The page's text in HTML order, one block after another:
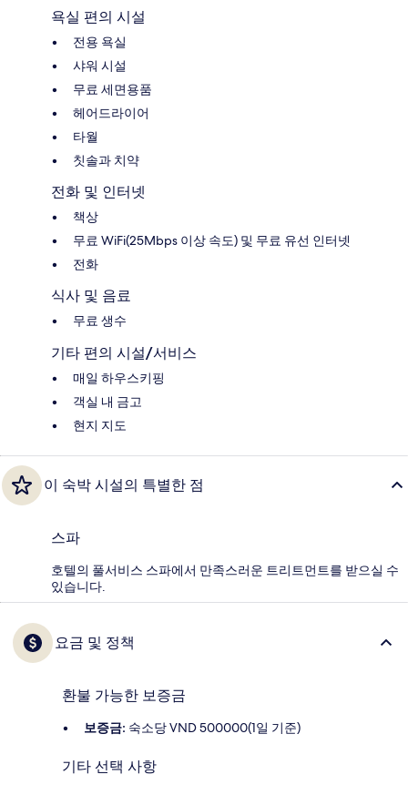
욕실 편의 시설
전용 욕실
샤워 시설
무료 세면용품
헤어드라이어
타월
칫솔과 치약
전화 및 인터넷
책상
무료 WiFi(25Mbps 이상 속도) 및 무료 유선 인터넷
전화
식사 및 음료
무료 생수
기타 편의 시설/서비스
매일 하우스키핑
객실 내 금고
현지 지도
이 숙박 시설의 특별한 점
스파
호텔의 풀서비스 스파에서 만족스러운 트리트먼트를 받으실 수
있습니다.
요금 및 정책
환불 가능한 보증금
보증금: 숙소당 VND 500000(1일 기준)
기타 선택 사항